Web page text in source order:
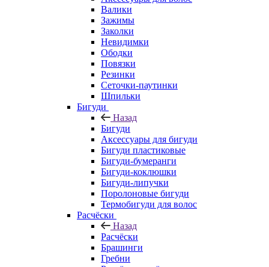
Валики
Зажимы
Заколки
Невидимки
Ободки
Повязки
Резинки
Сеточки-паутинки
Шпильки
Бигуди
Назад
Бигуди
Аксессуары для бигуди
Бигуди пластиковые
Бигуди-бумеранги
Бигуди-коклюшки
Бигуди-липучки
Поролоновые бигуди
Термобигуди для волос
Расчёски
Назад
Расчёски
Брашинги
Гребни